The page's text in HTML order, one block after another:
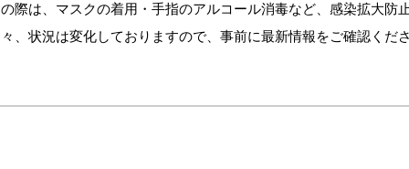
際は、マスクの着用・手指のアルコール消毒など、感染拡大防止
、状況は変化しておりますので、事前に最新情報をご確認くださ